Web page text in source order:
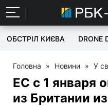
ОБСТРІЛ КИЄВА DRONE
Головна » Новини » У
ЕС с 1 января
из Британии